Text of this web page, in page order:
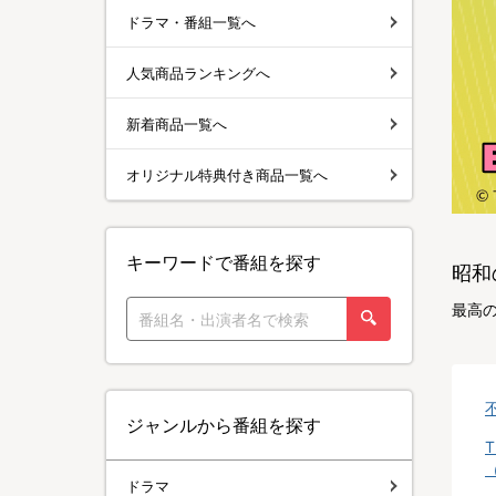
昭
最高
ドラマ・番組一覧へ
人気商品ランキングへ
新着商品一覧へ
オリジナル特典付き商品一覧へ
キーワードで番組を探す
ジャンルから番組を探す
ドラマ